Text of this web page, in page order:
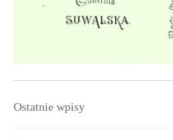
Ostatnie wpisy